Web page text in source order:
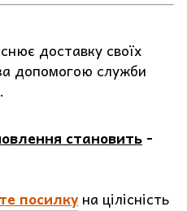
доставку своїх
допомогою служби
становить -
посилку на цілісність